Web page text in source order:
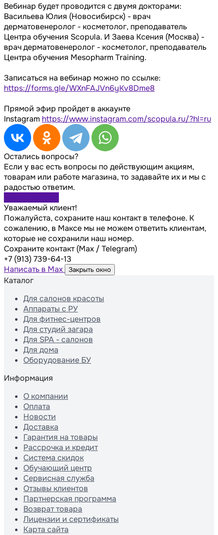
Вебинар будет проводится с двумя докторами:
Васильева Юлия (Новосибирск) - врач
дерматовенеролог - косметолог, преподаватель
Центра обучения Scopula. И Заева Ксения (Москва) -
врач дерматовенеролог - косметолог, преподаватель
Центра обучения Mesopharm Training.
Записаться на вебинар можно по ссылке:
https://forms.gle/WXnFAJVn6yKv8Dme8
Прямой эфир пройдет в аккаунте
Instagram https://www.instagram.com/scopula.ru/?hl=ru
Остались вопросы?
Если у вас есть вопросы по действующим акциям,
товарам или работе магазина, то задавайте их и мы с
радостью ответим.
Уважаемый клиент!
Пожалуйста, сохраните наш контакт в телефоне. К
сожалению, в Максе мы не можем ответить клиентам,
которые не сохранили наш номер.
Сохраните контакт (Max / Telegram)
+7 (913) 739-64-13
Написать в Max
Закрыть окно
Каталог
Для салонов красоты
Аппараты с РУ
Для фитнес-центров
Для студий загара
Для SPA - салонов
Для дома
Оборудование БУ
Информация
О компании
Оплата
Новости
Доставка
Гарантия на товары
Рассрочка и кредит
Система скидок
Обучающий центр
Сервисная служба
Отзывы клиентов
Партнерская программа
Возврат товара
Лицензии и сертификаты
Карта сайта